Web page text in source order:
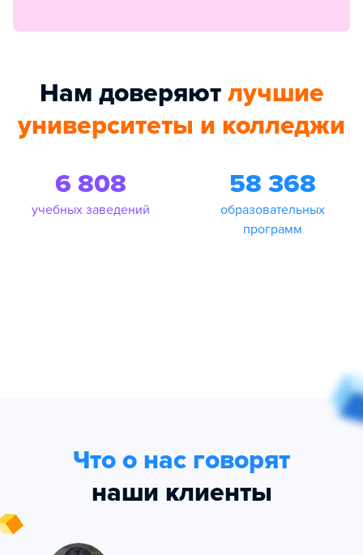
Нам доверяют лучшие
университеты и колледжи
6 808
учебных заведений
58 368
образовательных
программ
Что о нас говорят
наши клиенты